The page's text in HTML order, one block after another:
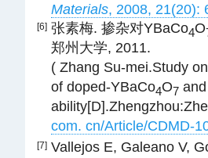
Materials, 2008, 21(20):
[6] 张素梅. 掺杂对YBaCo4O
郑州大学, 2011.
( Zhang Su-mei.Study
of doped-YBaCo4O7
com. cn/Article/CDMD-
[7] Vallejos E, Galeano V,